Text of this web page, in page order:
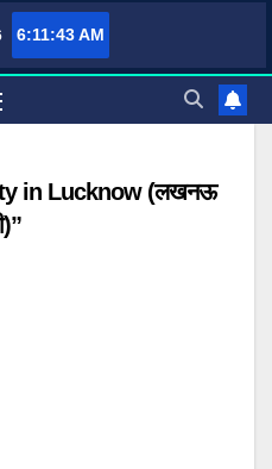
6:11:44 AM
Informative Knowledge & Spiritual
in Lucknow (लखनऊ